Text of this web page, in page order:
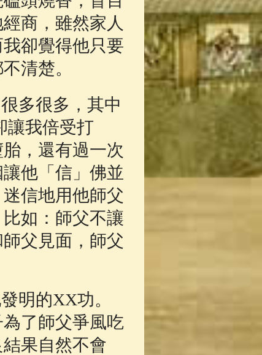
商，雖然家人
卻覺得他只要
清楚。
多很多，其中
讓我倍受打
，還有過一次
他「信」佛並
信地用他師父
如：師父不讓
父見面，師父
明的XX功。
了師父爭風吃
果自然不會